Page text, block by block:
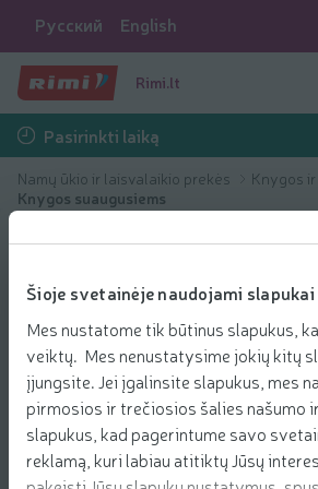
Šioje svetainėje naudojami slapukai
Mes nustatome tik būtinus slapukus,
veiktų. Mes nenustatysime jokių kitų
įjungsite. Jei įgalinsite slapukus, mes
pirmosios ir trečiosios šalies našumo
slapukus, kad pagerintume savo
reklamą, kuri labiau atitiktų Jūsų
Русский English
Rimi.lt
Pasirinkti laiką
Namų ūkio ir laisvalaikio prekės
Knygos
Knygos suaugusiems